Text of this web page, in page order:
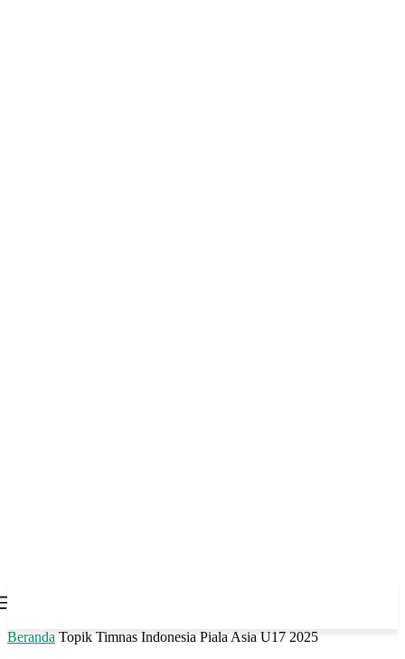
Beranda Topik Timnas Indonesia Piala Asia U17 2025